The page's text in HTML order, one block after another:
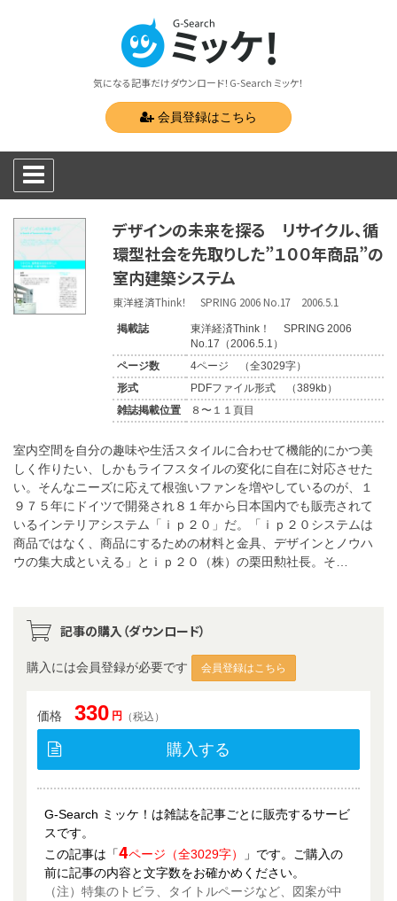
気になる記事だけダウンロード！G-Search ミッケ！
会員登録はこちら
デザインの未来を探る リサイクル、循
環型社会を先取りした”１００年商品”の
室内建築システム
東洋経済Think！ SPRING 2006 No.17 2006.5.1
掲載誌
東洋経済Think！ SPRING 2006
No.17（2006.5.1）
ページ数
4ページ （全3029字）
形式
PDFファイル形式 （389kb）
雑誌掲載位置
８〜１１頁目
室内空間を自分の趣味や生活スタイルに合わせて機能的にかつ美
しく作りたい、しかもライフスタイルの変化に自在に対応させた
い。そんなニーズに応えて根強いファンを増やしているのが、１
９７５年にドイツで開発され８１年から日本国内でも販売されて
いるインテリアシステム「ｉｐ２０」だ。「ｉｐ２０システムは
商品ではなく、商品にするための材料と金具、デザインとノウハ
ウの集大成といえる」とｉｐ２０（株）の栗田勲社長。そ…
記事の購入（ダウンロード）
購入には会員登録が必要です 会員登録はこちら
価格 330 円 （税込）
購入する
G-Search ミッケ！は雑誌を記事ごとに販売するサービ
スです。
この記事は「4ページ（全3029字）
」です。ご購入の
前に記事の内容と文字数をお確かめください。
（注）特集のトビラ、タイトルページなど、図案が中